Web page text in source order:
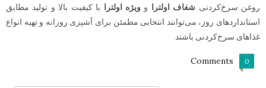
روغن سرخ‌کردنی شفاف اولترا وویژه اولترا
با کیفیت بالا و تولید مطابق
استانداردهای روز، می‌توانند انتخابی مطمئن برای آشپزی روزانه و تهیه انواع
غذاهای سرخ‌کردنی باشند
0
Comments